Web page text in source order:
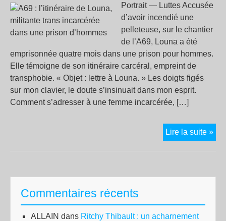
Portrait — Luttes Accusée
d’avoir incendié une
pelleteuse, sur le chantier
de l’A69, Louna a été
emprisonnée quatre mois dans une prison pour hommes.
Elle témoigne de son itinéraire carcéral, empreint de
transphobie. « Objet : lettre à Louna. » Les doigts figés
sur mon clavier, le doute s’insinuait dans mon esprit.
Comment s’adresser à une femme incarcérée, […]
Lire la suite »
Commentaires récents
ALLAIN dans Ritchy Thibault : un acharnement